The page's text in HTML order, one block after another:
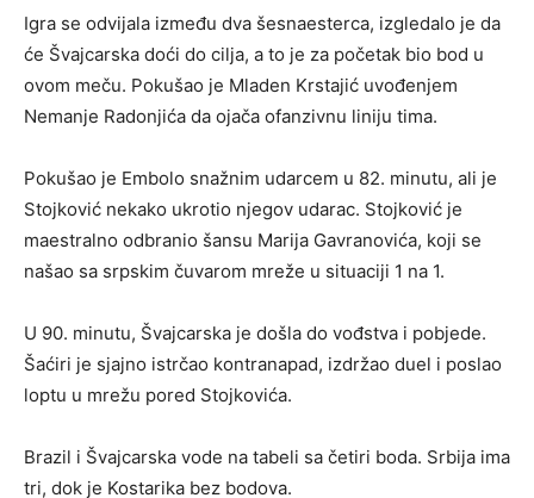
Igra se odvijala između dva šesnaesterca, izgledalo je da
će Švajcarska doći do cilja, a to je za početak bio bod u
ovom meču. Pokušao je Mladen Krstajić uvođenjem
Nemanje Radonjića da ojača ofanzivnu liniju tima.
Pokušao je Embolo snažnim udarcem u 82. minutu, ali je
Stojković nekako ukrotio njegov udarac. Stojković je
maestralno odbranio šansu Marija Gavranovića, koji se
našao sa srpskim čuvarom mreže u situaciji 1 na 1.
U 90. minutu, Švajcarska je došla do vođstva i pobjede.
Šaćiri je sjajno istrčao kontranapad, izdržao duel i poslao
loptu u mrežu pored Stojkovića.
Brazil i Švajcarska vode na tabeli sa četiri boda. Srbija ima
tri, dok je Kostarika bez bodova.